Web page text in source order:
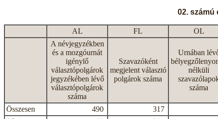
02. számú
AL FL
OL
A névjegyzékben
és a mozgóurnát
igénylő
választópolgárok
jegyzékében lévő
választópolgárok
száma
Szavazóként
megjelent választó
polgárok száma
Urnában
nélküli
száma
Összesen 490
317